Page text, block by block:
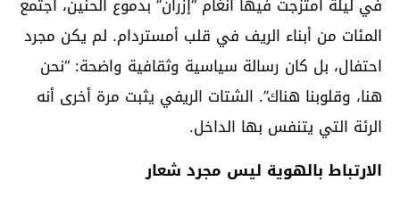
المئات من أبناء الريف في قلب أمستردام. لم يكن مجرد
احتفال، بل كان رسالة سياسية وثقافية واضحة: “نحن
هنا، وقلوبنا هناك”. الشتات الريفي يثبت مرة أخرى أنه
الرئة التي يتنفس بها الداخل.
الارتباط بالهوية ليس مجرد شعار